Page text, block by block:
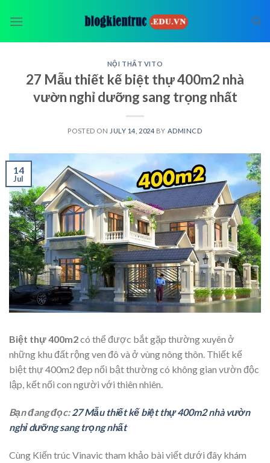
NỘI THẤT VITO
27 Mẫu thiết kế biệt thự 400m2 nhà
vườn nghỉ dưỡng sang trọng nhất
POSTED ON JULY 14, 2024 BY ADMINCD
14
Jul
Biệt thự 400m2có thể được bắt gặp thường xuyên ở
những khu đất rộng ven đô và ở vùng nông thôn. Thiết kế
biệt thự 400m2 đẹp nổi bật thường có không gian vườn độc
lập, kết nối con người với thiên nhiên.
Bạn đang đọc:27 Mẫu thiết kế biệt thự 400m2 nhà vườn
nghỉ dưỡng sang trọng nhất
Cùng Kiến trúc Vinavic tham khảo bài viết dưới đây khám